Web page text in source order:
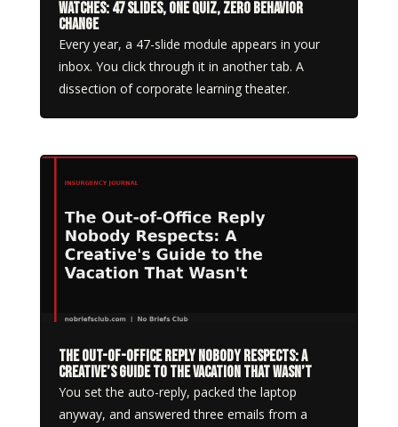
Watches: 47 Slides, One Quiz, Zero Behavior
Change
Every year, a 47-slide module appears in your
inbox. You click through it in another tab. A
dissection of corporate learning theater.
The Out-of-Office Reply Nobody Respects: A
Creative’s Guide to the Vacation That Wasn’t
You set the auto-reply, packed the laptop
anyway, and answered three emails from a